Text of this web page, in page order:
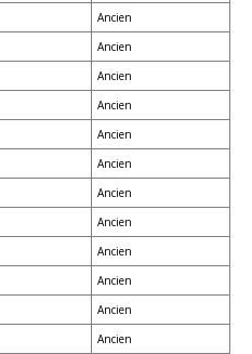
Ancien
Ancien
Ancien
Ancien
Ancien
Ancien
Ancien
Ancien
Ancien
Ancien
Ancien
Ancien